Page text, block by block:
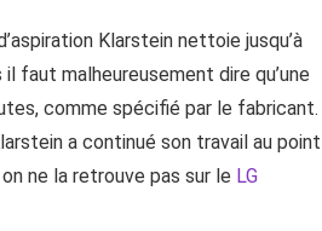
Klarstein nettoie jusqu’à
faut malheureusement dire qu’une
comme spécifié par le fabricant.
a continué son travail au point
ne la retrouve pas sur le LG